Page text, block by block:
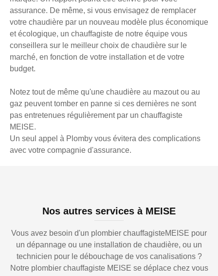
assurance. De même, si vous envisagez de remplacer
votre chaudière par un nouveau modèle plus économique
et écologique, un chauffagiste de notre équipe vous
conseillera sur le meilleur choix de chaudière sur le
marché, en fonction de votre installation et de votre
budget.
Notez tout de même qu'une chaudière au mazout ou au
gaz peuvent tomber en panne si ces dernières ne sont
pas entretenues régulièrement par un chauffagiste
MEISE.
Un seul appel à Plomby vous évitera des complications
avec votre compagnie d'assurance.
Nos autres services à MEISE
Vous avez besoin d'un plombier chauffagisteMEISE pour
un dépannage ou une installation de chaudière, ou un
technicien pour le débouchage de vos canalisations ?
Notre plombier chauffagiste MEISE se déplace chez vous